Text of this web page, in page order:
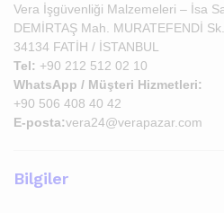
Vera İşgüvenliği Malzemeleri – İsa
DEMİRTAŞ Mah. MURATEFENDİ
34134 FATİH / İSTANBUL
Tel: +90 212 512 02 10
WhatsApp / Müşteri Hizmetleri:
+90 506 408 40 42
E-posta:vera24@verapazar.com
Bilgiler